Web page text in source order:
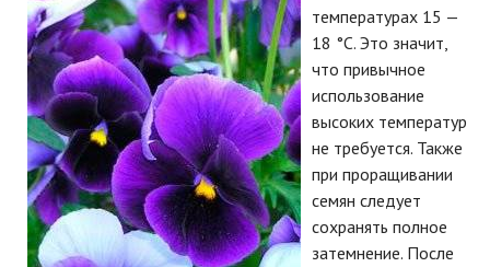
температурах 15 —
18 °C. Это значит,
что привычное
использование
высоких температур
не требуется. Также
при проращивании
семян следует
сохранять полное
затемнение. После